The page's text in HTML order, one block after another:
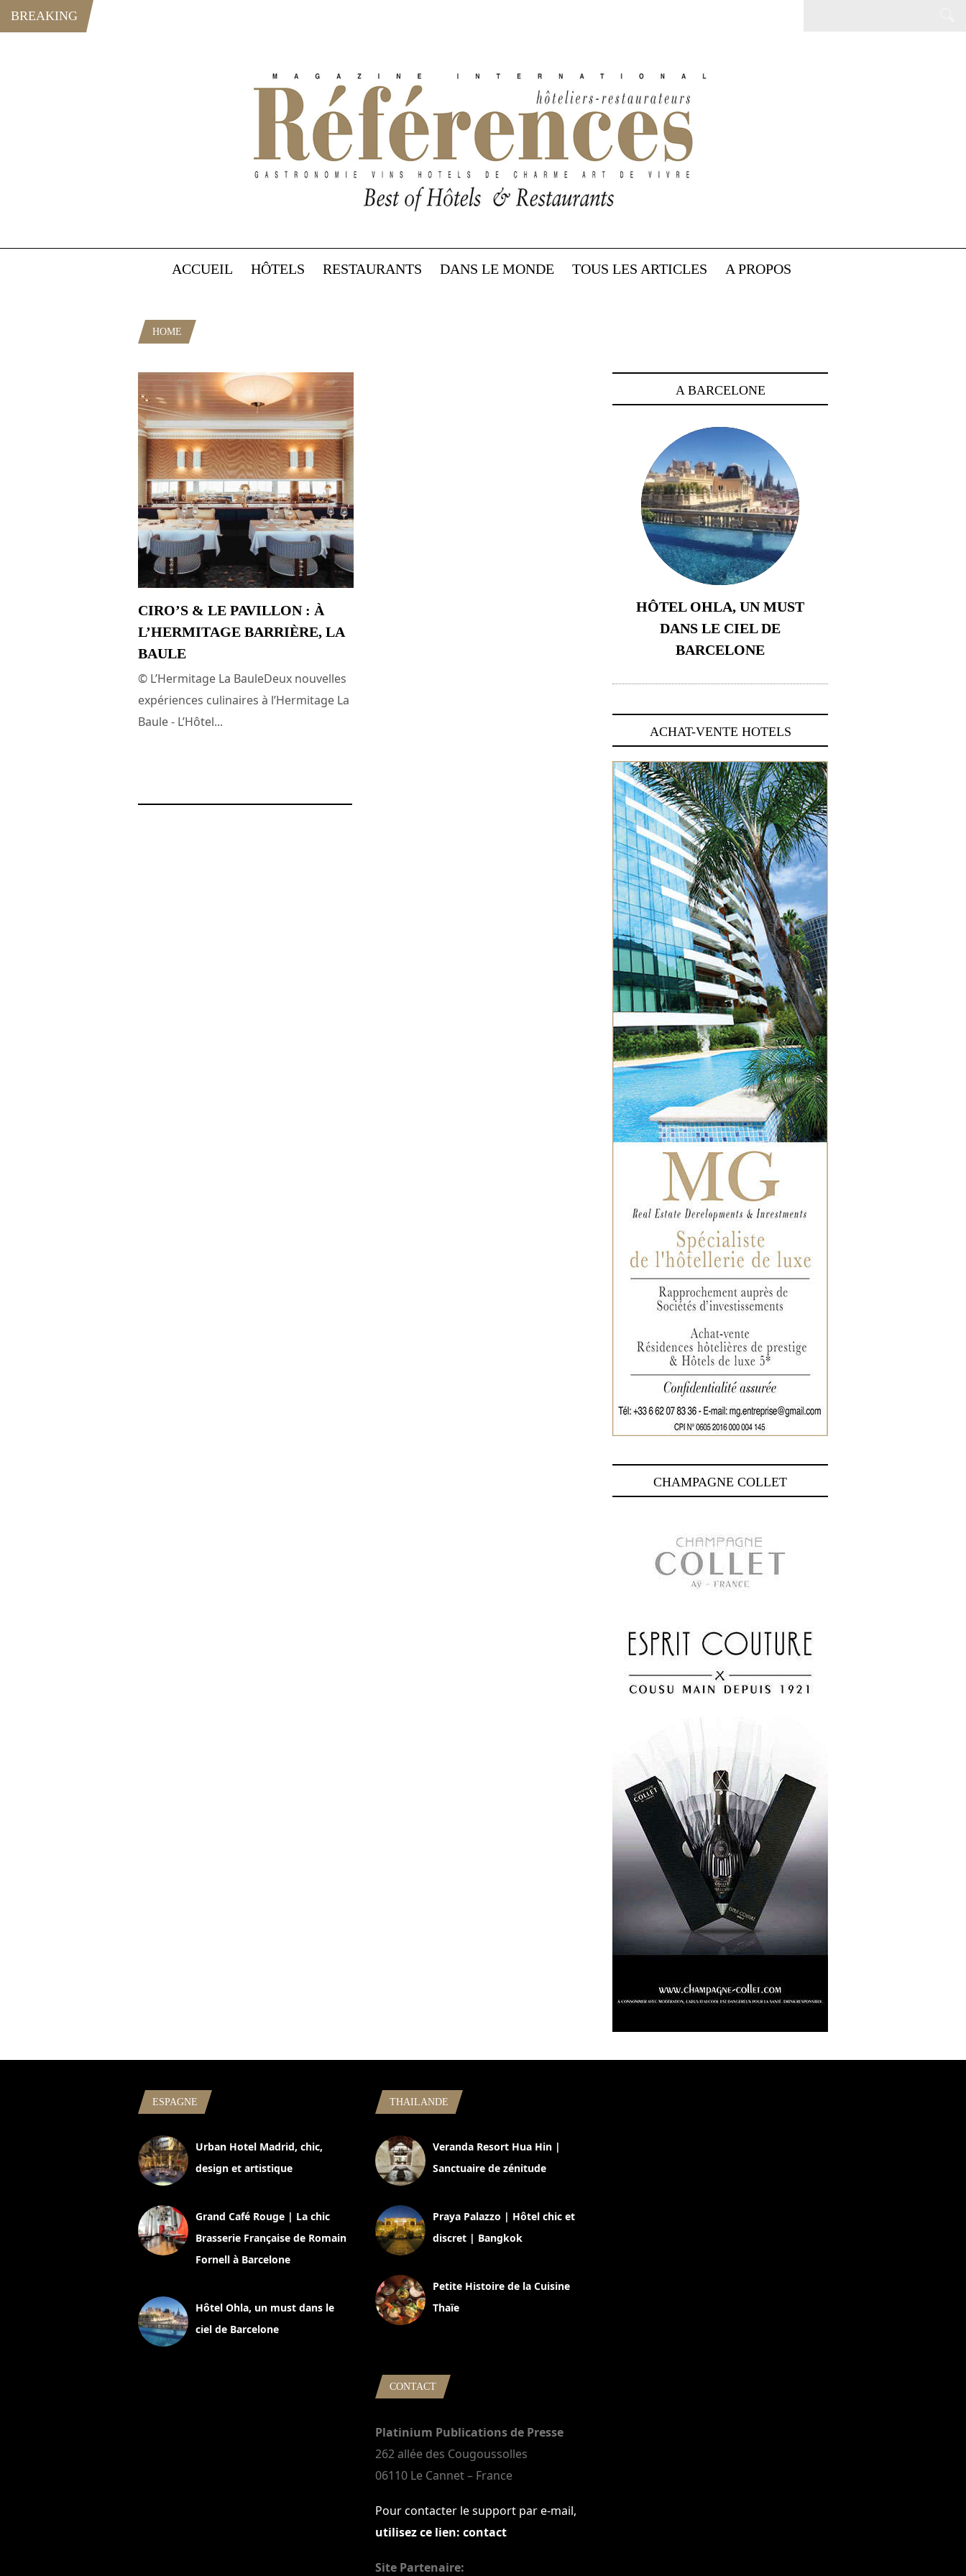
BREAKING
ACCUEIL HÔTELS RESTAURANTS DANS LE MONDE TOUS LES ARTICLES A PROPOS
HOME
CIRO’S & LE PAVILLON : À
L’HERMITAGE BARRIÈRE, LA
BAULE
© L’Hermitage La BauleDeux nouvelles
expériences culinaires à l’Hermitage La
Baule - L’Hôtel...
A BARCELONE
HÔTEL OHLA, UN MUST
DANS LE CIEL DE
BARCELONE
ACHAT-VENTE HOTELS
CHAMPAGNE COLLET
ESPAGNE
Urban Hotel Madrid, chic,
design et artistique
Grand Café Rouge | La chic
Brasserie Française de Romain
Fornell à Barcelone
Hôtel Ohla, un must dans le
ciel de Barcelone
THAILANDE
Veranda Resort Hua Hin |
Sanctuaire de zénitude
Praya Palazzo | Hôtel chic et
discret | Bangkok
Petite Histoire de la Cuisine
Thaïe
CONTACT
Platinium Publications de Presse
262 allée des Cougoussolles
06110 Le Cannet – France
Pour contacter le support par e-mail,
utilisez ce lien: contact
Site Partenaire: